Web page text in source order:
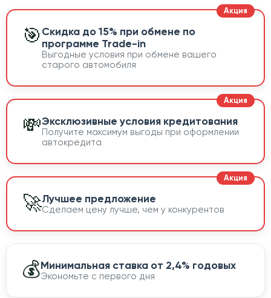
🎯 Скидка до 15% при обмене по
программе Trade-in
Выгодные условия при обмене вашего
старого автомобиля
💸Эксклюзивные условия кредитования
Получите максимум выгоды при оформлении
автокредита
🚀Лучшее предложение
Сделаем цену лучше, чем у конкурентов
💰Минимальная ставка от 2,4% годовых
Экономьте с первого дня